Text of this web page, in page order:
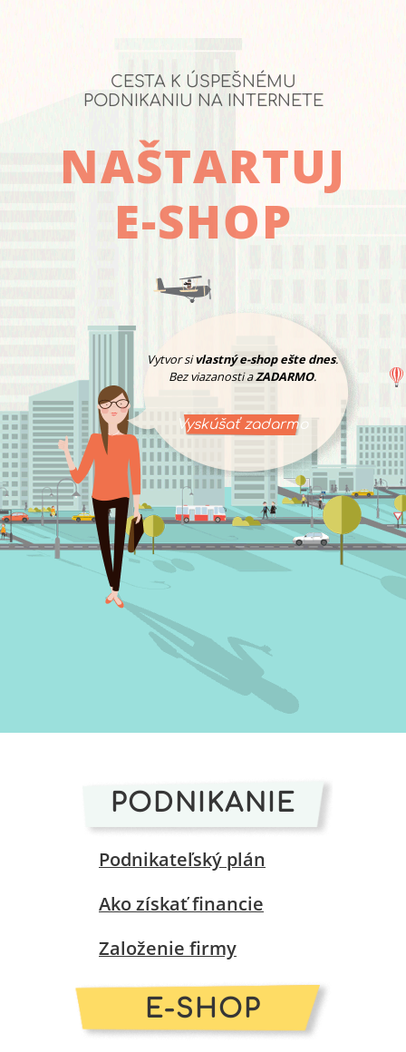
CESTA K ÚSPEŠNÉMU
PODNIKANIU NA INTERNETE
NAŠTARTUJ
E-SHOP
Vytvor sivlastný e-shop ešte dnes.
Bez viazanosti aZADARMO.
Vyskúšať zadarmo
PODNIKANIE
Podnikateľský plán
Ako získať financie
Založenie firmy
E-SHOP